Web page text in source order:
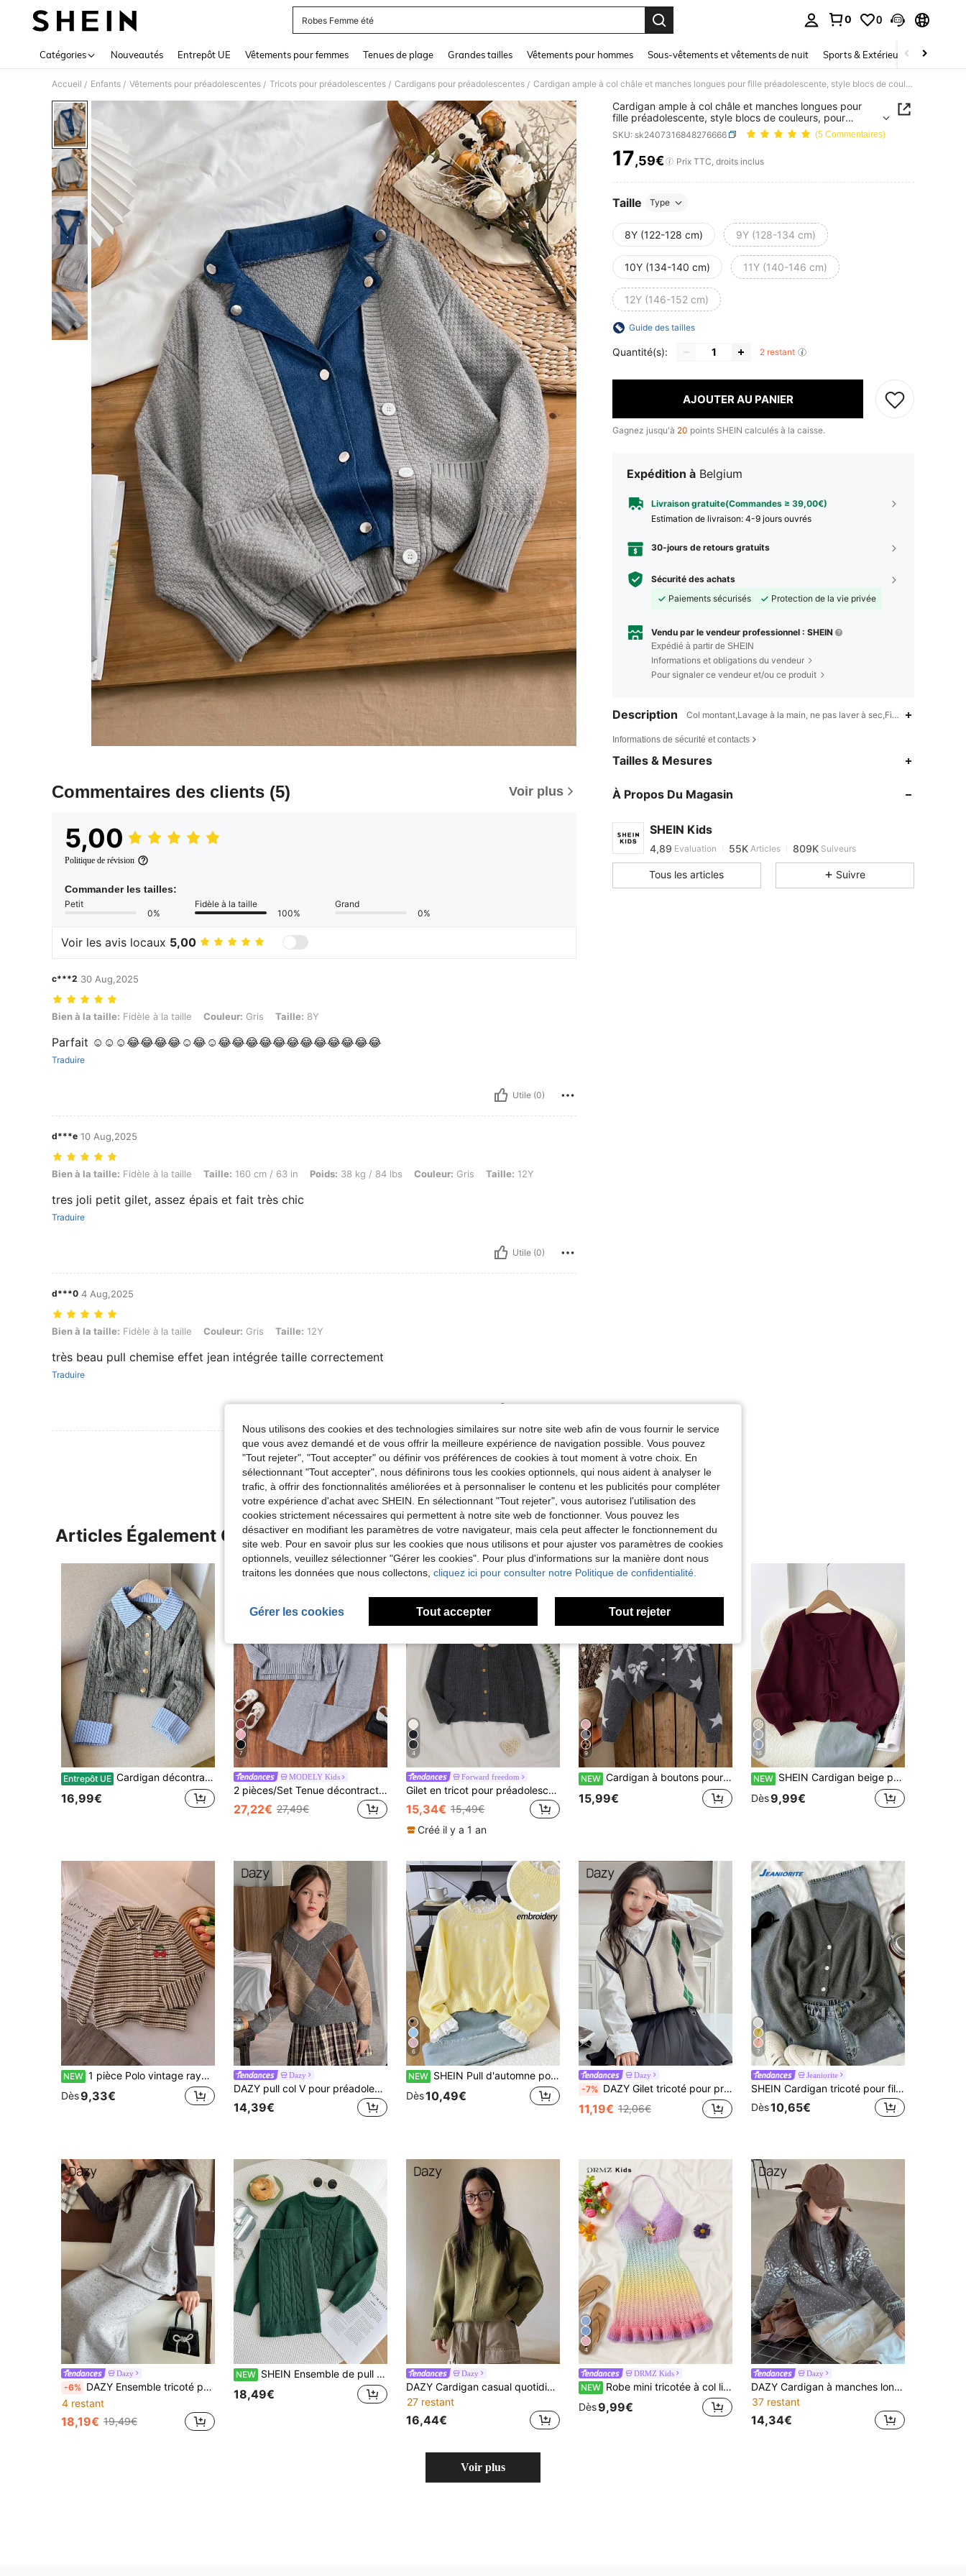
Robes Femme été
0 0
Catégories Nouveautés Entrepôt UE Vêtements pour femmes Tenues de plage Grandes tailles Vêtements pour hommes Sous-vêtements et vêtements de nuit Sports & Extérieur Enfants
Accueil / Enfants / Vêtements pour préadolescentes / Tricots pour préadolescentes / Cardigans pour préadolescentes / Cardigan ample à col châle et manches longues pour fille préadolescente, style blocs de couleurs, pour l'automne et l'hiver
Commentaires des clients (5) Voir plus
5,00
Politique de révision
Commander les tailles:
Petit
0%
Fidèle à la taille
100%
Grand
0%
Voir les avis locaux 5,00
c***2 30 Aug,2025
Bien à la taille: Fidèle à la taille, Couleur: Gris, Taille: 8Y
Bien à la taille: Fidèle à la taille Couleur: Gris Taille: 8Y
Parfait ☺️☺️☺️😂😂😂😂☺️😂☺️😂😂😂😂😂😂😂😂😂😂😂😂
Traduire
Utile (0)
d***e 10 Aug,2025
Bien à la taille: Fidèle à la taille, Taille: 160 cm / 63 in, Poids: 38 kg / 84 lbs, Couleur: Gris, Taille: 12Y
Bien à la taille: Fidèle à la taille Taille: 160 cm / 63 in Poids: 38 kg / 84 lbs Couleur: Gris Taille: 12Y
tres joli petit gilet, assez épais et fait très chic
Traduire
Utile (0)
d***0 4 Aug,2025
Bien à la taille: Fidèle à la taille, Couleur: Gris, Taille: 12Y
Bien à la taille: Fidèle à la taille Couleur: Gris Taille: 12Y
très beau pull chemise effet jean intégrée taille correctement
Traduire
Voir Plus D'avis
Cardigan ample à col châle et manches longues pour
fille préadolescente, style blocs de couleurs, pour
l'automne et l'hiver
SKU: sk2407316848276666 (5 Commentaires)
PRICE AND AVAILABILITY
17,59€ Prix TTC, droits inclus
Taille Type
8Y (122-128 cm) 9Y (128-134 cm)
10Y (134-140 cm) 11Y (140-146 cm)
12Y (146-152 cm)
Guide des tailles
Quantité(s): 2 restant
AJOUTER AU PANIER
Gagnez jusqu'à 20 points SHEIN calculés à la caisse.
Expédition à Belgium
Livraison gratuite(Commandes ≥ 39,00€)
Estimation de livraison: 4-9 jours ouvrés
30-jours de retours gratuits
Sécurité des achats
Paiements sécurisés
Protection de la vie privée
Vendu par le vendeur professionnel : SHEIN
Expédié à partir de SHEIN
Informations et obligations du vendeur
Pour signaler ce vendeur et/ou ce produit
Description Col montant,Lavage à la main, ne pas laver à sec,Fin de l'automne
Informations de sécurité et contacts
Tailles & Mesures
À Propos Du Magasin
SHEIN Kids
4,89
4,89
55K
4,89
55K 809K
z***aest en train de naviguer
4,89 55K
809K
4,89
55K
809K
Tous les articles Suivre
Articles Également Consultés
Entrepôt UE Cardigan décontracté à torsades pour fille préadolescente, élégant pull 2 en 1 à col revers pour la rentrée scolaire, style preppy d'automne, rayures, bleu gris
16,99€
7
MODELY Kids
2 pièces/Set Tenue décontractée mode pour préadolescentes, style lâche tricoté. Pull oversize de couleur unie avec pantalon évasé, automne
27,22€ 27,49€
4
Forward freedom
Gilet en tricot pour préadolescentes avec col brodé et boutons
15,34€ 15,49€
Créé il y a 1 an
9
NEW Cardigan à boutons pour filles préadolescentes, gris anthracite, motif jacquard nœud et cœur, manches longues, vêtements de rentrée scolaire, automne, Halloween
15,99€
16
NEW SHEIN Cardigan beige pour préadolescentes, pull d'automne décontracté pour les vacances et la rentrée, minimaliste et confortable, col rond, manches longues, nœud papillon, pull d'hiver pour préadolescentes, à pois
Dès9,99€
NEW 1 pièce Polo vintage rayé pour filles, col avec broderie de cerise mignonne, Top tricoté printemps/automne
Dès9,33€
Dazy
DAZY pull col V pour préadolescentes, automne
14,39€
6
NEW SHEIN Pull d'automne pour fille pré-ado avec patchwork, broderie cœur et ourlet à volants
Dès10,49€
Dazy
-7% DAZY Gilet tricoté pour préadolescentes
11,19€ 12,06€
7
Jeaniorite
SHEIN Cardigan tricoté pour fille préadolescente automne/hiver, design unique avec texture duveteuse, mettant en valeur le goût unique de la mode des filles, convient pour les moments en famille, les fêtes, les activités de plein air, les rassemblements de vacances comme Halloween et Noël
Dès10,65€
Dazy
-6% DAZY Ensemble tricoté pour préadolescentes, Top à encolure ronde sans manches avec décoration de poche et jupe plissée, vêtements pour la rentrée scolaire
4 restant
18,19€ 19,49€
NEW SHEIN Ensemble de pull tricoté à câbles vert foncé pour fille préadolescente, à la fois élégant et confortable, convient pour la maison, les courses et les rassemblements,
18,49€
Dazy
DAZY Cardigan casual quotidien pour préadolescentes
27 restant
16,44€
4
DRMZ Kids
NEW Robe mini tricotée à col licou avec nœud et volants multicouches, nouveau style pour fille préadolescente, vacances, carnaval, thé de l'après-midi, plage, croisière, vacances en ville, superposition automne/hiver
Dès9,99€
Dazy
DAZY Cardigan à manches longues avec motif vintage pour préadolescentes
37 restant
14,34€
Voir plus
Nous utilisons des cookies et des technologies similaires sur notre site web afin de vous fournir le service
que vous avez demandé et de vous offrir la meilleure expérience de navigation possible. Vous pouvez
"Tout rejeter", "Tout accepter" ou définir vos préférences de cookies à tout moment à votre choix. En
sélectionnant "Tout accepter", nous définirons tous les cookies optionnels, qui nous aident à analyser le
trafic, à offrir des fonctionnalités améliorées et à personnaliser le contenu et les publicités pour compléter
votre expérience d'achat avec SHEIN. En sélectionnant "Tout rejeter", vous autorisez l'utilisation des
cookies strictement nécessaires qui permettent à notre site web de fonctionner. Vous pouvez les
désactiver en modifiant les paramètres de votre navigateur, mais cela peut affecter le fonctionnement du
site web. Pour en savoir plus sur les cookies que nous utilisons et pour ajuster vos paramètres de cookies
optionnels, veuillez sélectionner "Gérer les cookies". Pour plus d'informations sur la manière dont nous
traitons les données que nous collectons, cliquez ici pour consulter notre Politique de confidentialité.
Gérer les cookies Tout accepter Tout rejeter